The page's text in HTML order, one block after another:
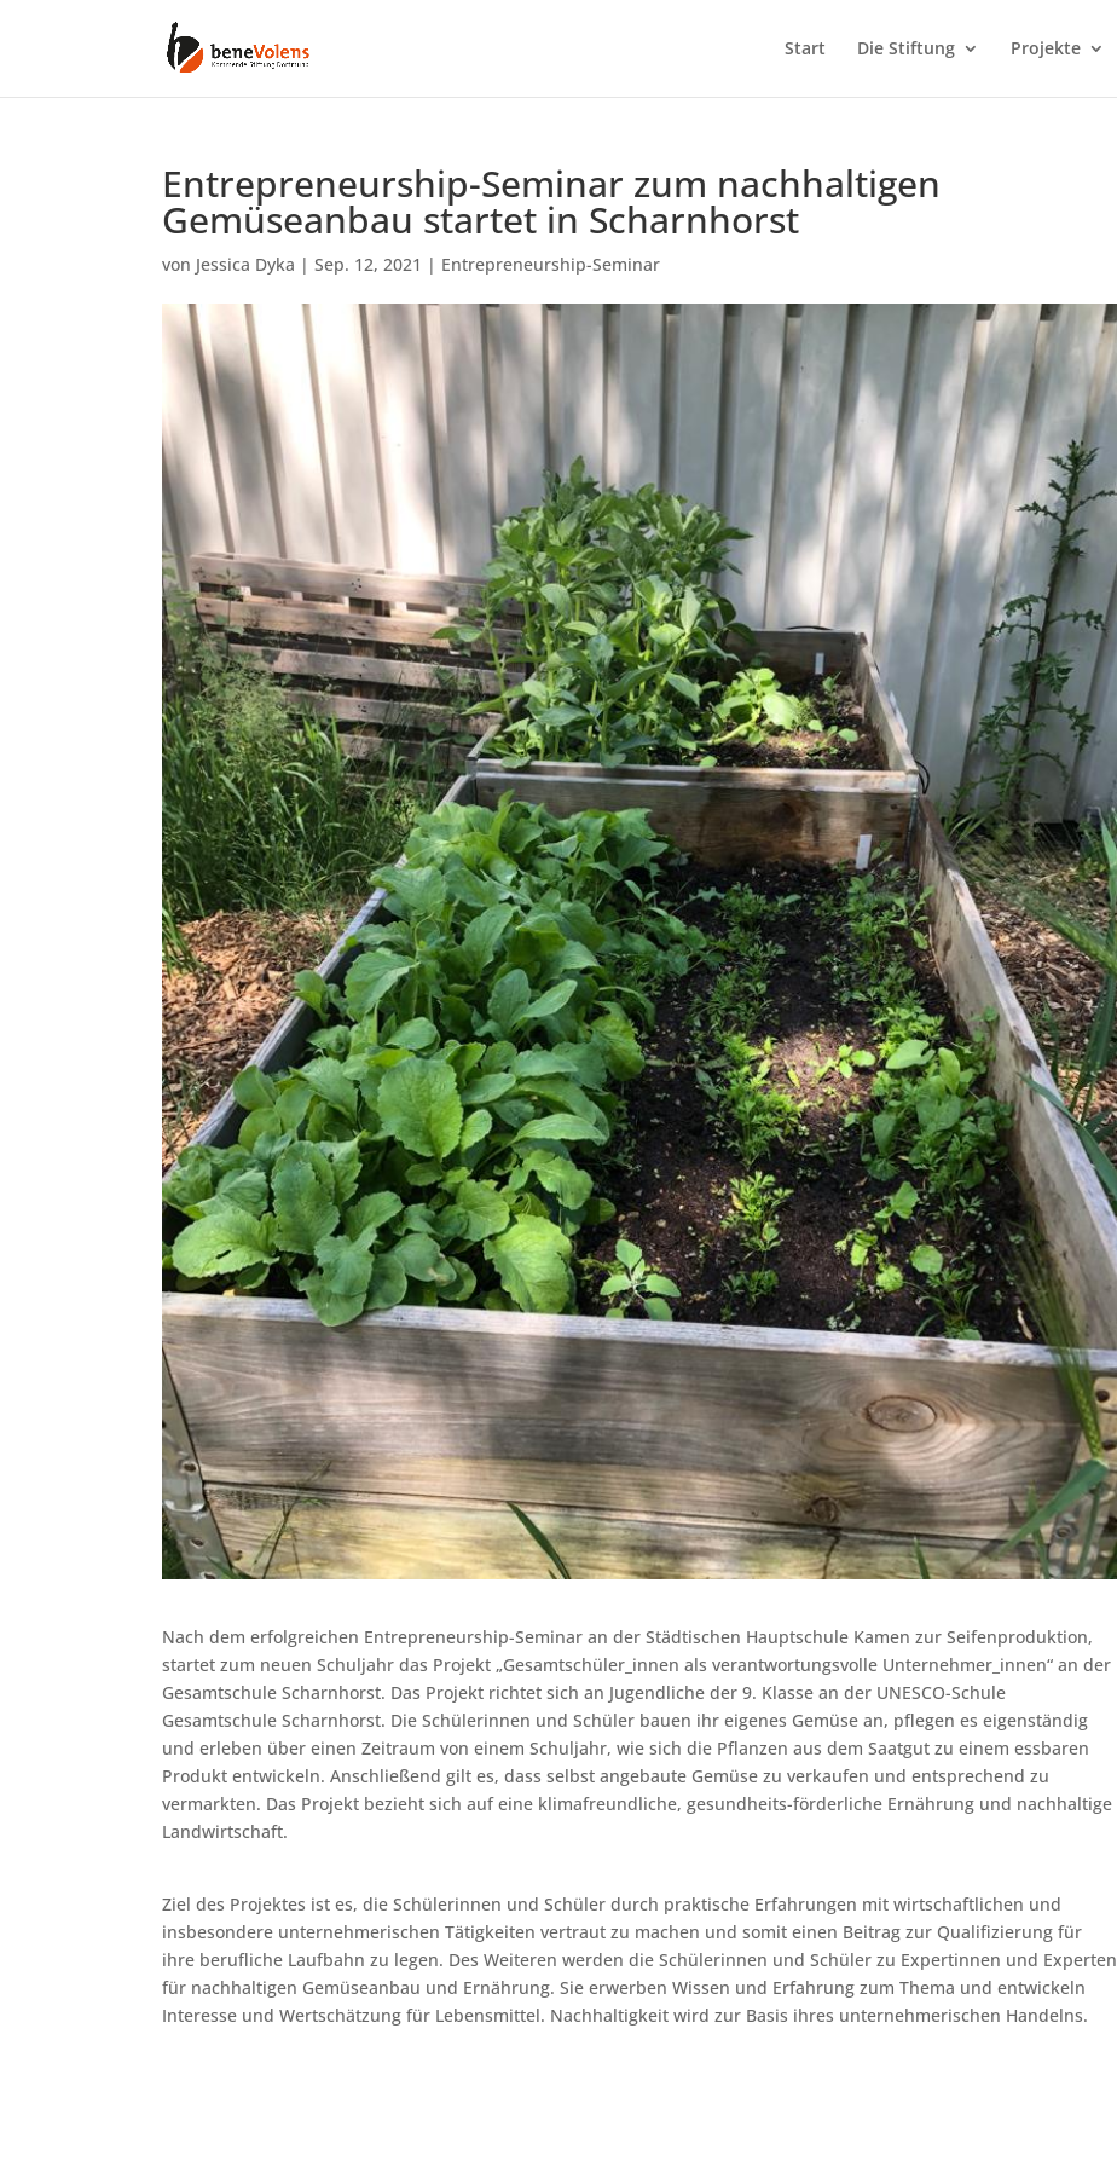
Start Die Stiftung Projekte
Entrepreneurship-Seminar zum nachhaltigen
Gemüseanbau startet in Scharnhorst
von Jessica Dyka |Sep. 12, 2021 | Entrepreneurship-Seminar
Nach dem erfolgreichen Entrepreneurship-Seminar an der Städtischen Hauptschule Kamen zur Seifenproduktion,
startet zum neuen Schuljahr das Projekt „Gesamtschüler_innen als verantwortungsvolle Unternehmer_innen“ an der
Gesamtschule Scharnhorst. Das Projekt richtet sich an Jugendliche der 9. Klasse an der UNESCO-Schule
Gesamtschule Scharnhorst. Die Schülerinnen und Schüler bauen ihr eigenes Gemüse an, pflegen es eigenständig
und erleben über einen Zeitraum von einem Schuljahr, wie sich die Pflanzen aus dem Saatgut zu einem essbaren
Produkt entwickeln. Anschließend gilt es, dass selbst angebaute Gemüse zu verkaufen und entsprechend zu
vermarkten. Das Projekt bezieht sich auf eine klimafreundliche, gesundheits-förderliche Ernährung und nachhaltige
Landwirtschaft.
Ziel des Projektes ist es, die Schülerinnen und Schüler durch praktische Erfahrungen mit wirtschaftlichen und
insbesondere unternehmerischen Tätigkeiten vertraut zu machen und somit einen Beitrag zur Qualifizierung für
ihre berufliche Laufbahn zu legen. Des Weiteren werden die Schülerinnen und Schüler zu Expertinnen und Experten
für nachhaltigen Gemüseanbau und Ernährung. Sie erwerben Wissen und Erfahrung zum Thema und entwickeln
Interesse und Wertschätzung für Lebensmittel. Nachhaltigkeit wird zur Basis ihres unternehmerischen Handelns.